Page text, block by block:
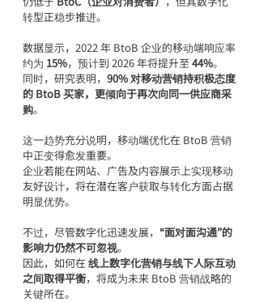
转型正稳步推进。
数据显示，2022 年 BtoB 企业的移动端响应率
约为 15%，预计到 2026 年将提升至 44%。
同时，研究表明， 90% 对移动营销持积极态度
的 BtoB 买家，更倾向于再次向同一供应商采
购。
这一趋势充分说明，移动端优化在 BtoB 营销
中正变得愈发重要。
企业若能在网站、广告及内容展示上实现移动
友好设计，将在潜在客户获取与转化方面占据
明显优势。
不过，尽管数字化迅速发展， “面对面沟通”的
影响力仍然不可忽视。
因此，如何在 线上数字化营销与线下人际互动
之间取得平衡，将成为未来 BtoB 营销战略的
关键所在。